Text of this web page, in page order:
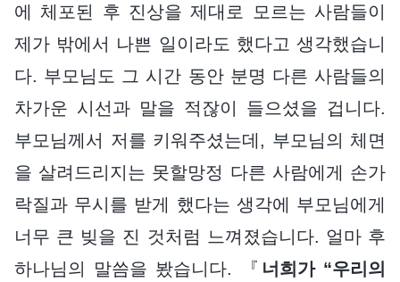
에 체포된 후 진상을 제대로 모르는 사람들이
제가 밖에서 나쁜 일이라도 했다고 생각했습니
다. 부모님도 그 시간 동안 분명 다른 사람들의
차가운 시선과 말을 적잖이 들으셨을 겁니다.
부모님께서 저를 키워주셨는데, 부모님의 체면
을 살려드리지는 못할망정 다른 사람에게 손가
락질과 무시를 받게 했다는 생각에 부모님에게
너무 큰 빚을 진 것처럼 느껴졌습니다. 얼마 후
하나님의 말씀을 봤습니다. 『 너희가 “우리의